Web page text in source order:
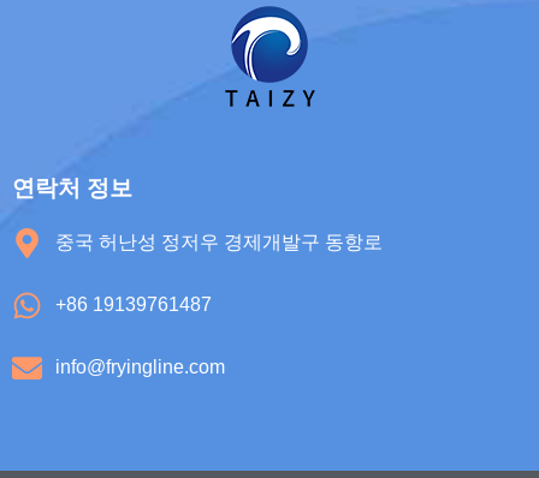
연락처 정보
중국 허난성 정저우 경제개발구 동항로
+86 19139761487
info@fryingline.com